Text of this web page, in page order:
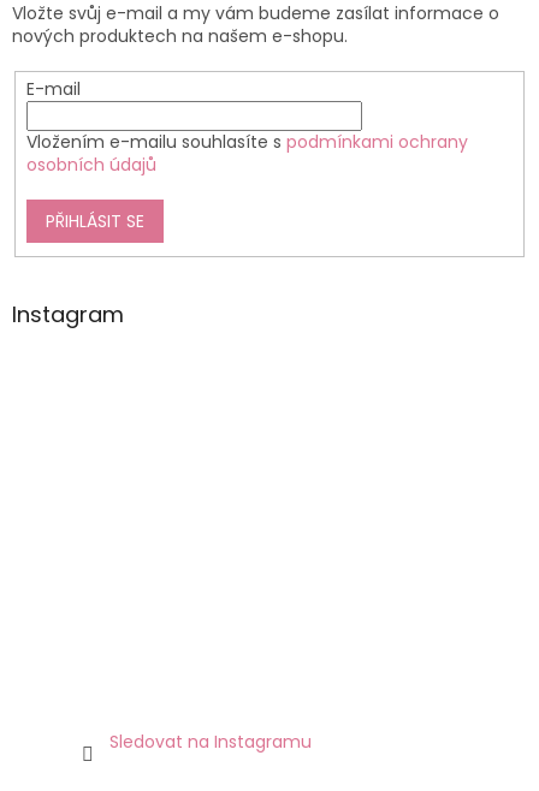
Vložte svůj e-mail a my vám budeme zasílat informace o
nových produktech na našem e-shopu.
E-mail
Vložením e-mailu souhlasíte s podmínkami ochrany
osobních údajů
PŘIHLÁSIT SE
Instagram
Sledovat na Instagramu